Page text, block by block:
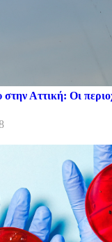
στην Αττική: Οι